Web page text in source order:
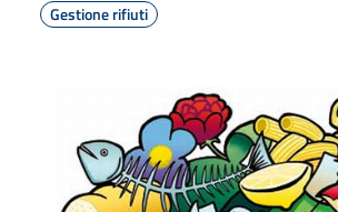
Gestione rifiuti